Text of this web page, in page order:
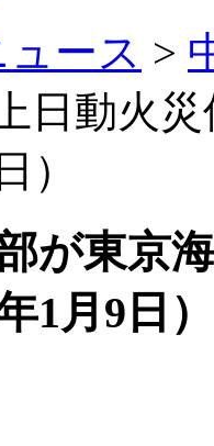
ース >
日動火
）
が東京
1月9日）